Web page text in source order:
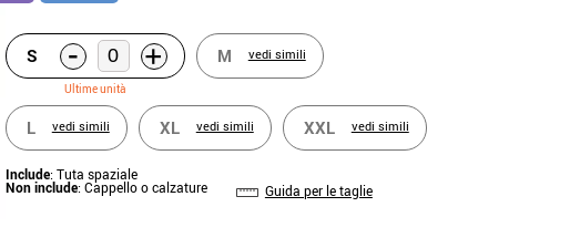
S - +
Ultime unità
M vedi simili
L vedi simili XL vedi simili XXL vedi simili
Include: Tuta spaziale
Non include: Cappello o calzature Guida per le taglie